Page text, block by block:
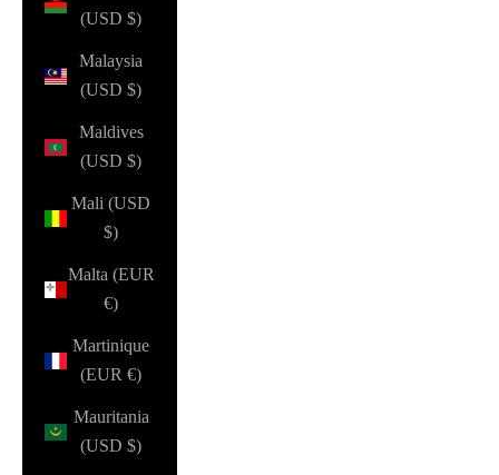
(USD $)
Malaysia
(USD $)
Maldives
(USD $)
Mali (USD
$)
Malta (EUR
€)
Martinique
(EUR €)
Mauritania
(USD $)